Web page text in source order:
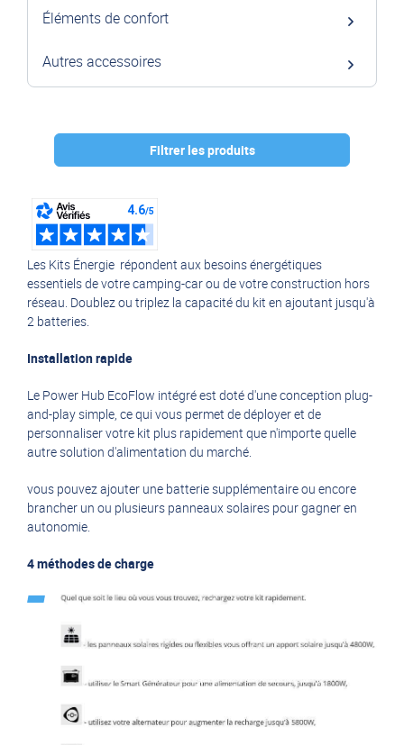
Filtrer les produits
ECOFLOW (18)
Éléments de confort
Autres accessoires
Les Kits Énergie répondent aux besoins énergétiques
essentiels de votre camping-car ou de votre construction hors
réseau. Doublez ou triplez la capacité du kit en ajoutant jusqu'à
2 batteries.
Installation rapide
Le Power Hub EcoFlow intégré est doté d'une conception plug-
and-play simple, ce qui vous permet de déployer et de
personnaliser votre kit plus rapidement que n'importe quelle
autre solution d'alimentation du marché.
vous pouvez ajouter une batterie supplémentaire ou encore
brancher un ou plusieurs panneaux solaires pour gagner en
autonomie.
4 méthodes de charge